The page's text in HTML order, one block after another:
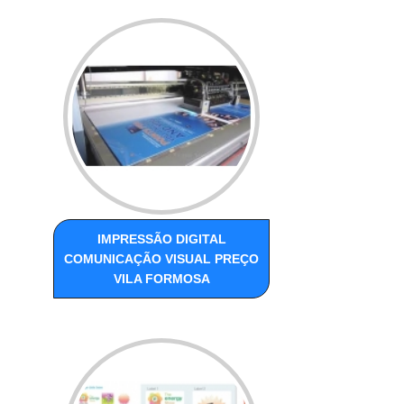
IMPRESSÃO DIGITAL
COMUNICAÇÃO VISUAL PREÇO
VILA FORMOSA